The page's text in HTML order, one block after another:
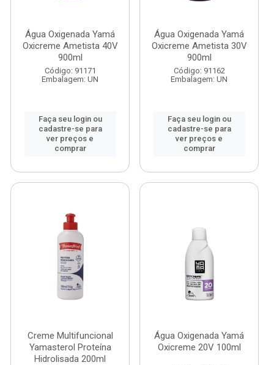
Água Oxigenada Yamá
Oxicreme Ametista 40V
900ml
Código: 91171
Embalagem: UN
Faça seu login ou
cadastre-se para
ver preços e
comprar
Água Oxigenada Yamá
Oxicreme Ametista 30V
900ml
Código: 91162
Embalagem: UN
Faça seu login ou
cadastre-se para
ver preços e
comprar
Creme Multifuncional
Yamasterol Proteína
Hidrolisada 200ml
Água Oxigenada Yamá
Oxicreme 20V 100ml